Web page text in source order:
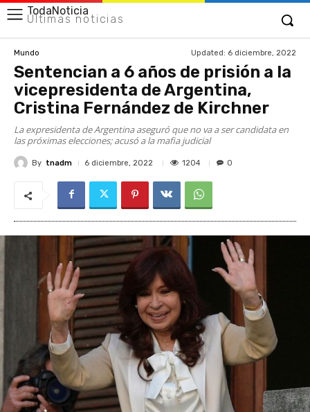
TodaNoticia
Últimas noticias
Mundo Updated: 6 diciembre, 2022
Sentencian a 6 años de prisión a la
vicepresidenta de Argentina,
Cristina Fernández de Kirchner
La expresidenta de Argentina aseguró que no va a ser candidata en
las próximas elecciones; acusó a la mafia judicial
By tnadm 6 diciembre, 2022 1204 0